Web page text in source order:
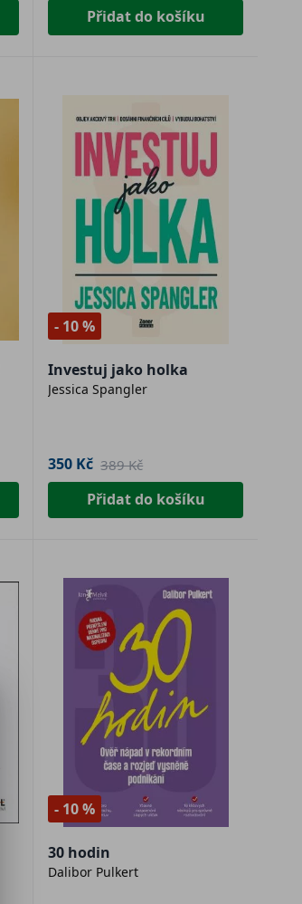
Přidat do košíku
- 10 %
Investuj jako holka
Jessica Spangler
350 Kč 389 Kč
Přidat do košíku
- 10 %
30 hodin
Dalibor Pulkert